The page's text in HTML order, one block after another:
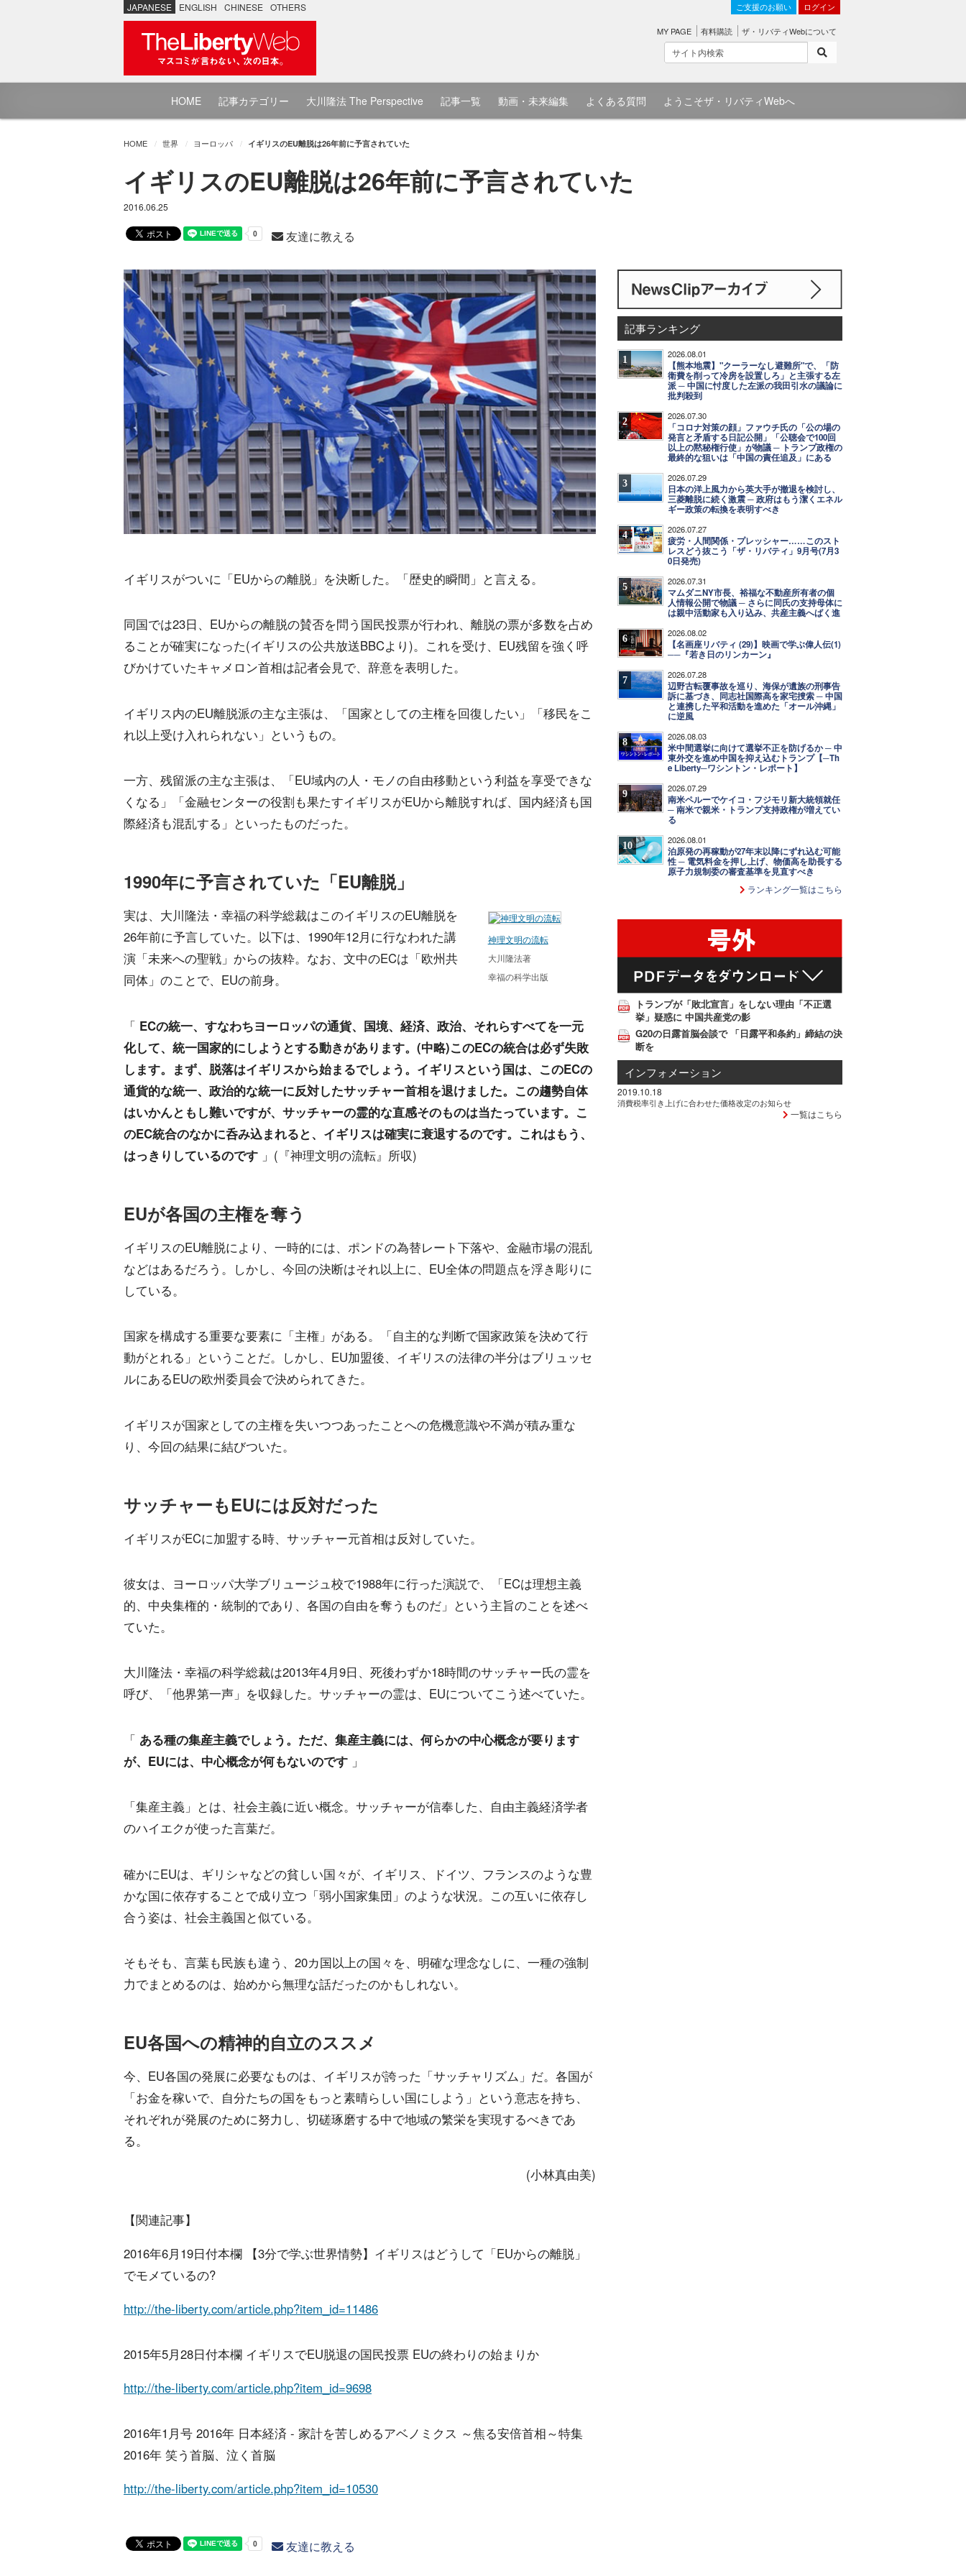
JAPANESE ENGLISH CHINESE OTHERS ご支援のお願い ログイン
MY PAGE 有料購読 ザ・リバティWebについて
HOME 記事カテゴリー 大川隆法 The Perspective 記事一覧 動画・未来編集 よくある質問 ようこそザ・リバティWebへ
HOME 世界 ヨーロッパ イギリスのEU離脱は26年前に予言されていた
イギリスのEU離脱は26年前に予言されていた
2016.06.25
友達に教える
イギリスがついに「EUからの離脱」を決断した。「歴史的瞬間」と言える。
同国では23日、EUからの離脱の賛否を問う国民投票が行われ、離脱の票が多数を占め
ることが確実になった(イギリスの公共放送BBCより)。これを受け、EU残留を強く呼
びかけていたキャメロン首相は記者会見で、辞意を表明した。
イギリス内のEU離脱派の主な主張は、「国家としての主権を回復したい」「移民をこ
れ以上受け入れられない」というもの。
一方、残留派の主な主張は、「EU域内の人・モノの自由移動という利益を享受できな
くなる」「金融センターの役割も果たすイギリスがEUから離脱すれば、国内経済も国
際経済も混乱する」といったものだった。
1990年に予言されていた「EU離脱」
神理文明の流転
大川隆法著
幸福の科学出版
実は、大川隆法・幸福の科学総裁はこのイギリスのEU離脱を
26年前に予言していた。以下は、1990年12月に行なわれた講
演「未来への聖戦」からの抜粋。なお、文中のECは「欧州共
同体」のことで、EUの前身。
「 ECの統一、すなわちヨーロッパの通貨、国境、経済、政治、それらすべてを一元
化して、統一国家的にしようとする動きがあります。(中略)このECの統合は必ず失敗
します。まず、脱落はイギリスから始まるでしょう。イギリスという国は、このECの
通貨的な統一、政治的な統一に反対したサッチャー首相を退けました。この趨勢自体
はいかんともし難いですが、サッチャーの霊的な直感そのものは当たっています。こ
のEC統合のなかに呑み込まれると、イギリスは確実に衰退するのです。これはもう、
はっきりしているのです 」(『神理文明の流転』所収)
EUが各国の主権を奪う
イギリスのEU離脱により、一時的には、ポンドの為替レート下落や、金融市場の混乱
などはあるだろう。しかし、今回の決断はそれ以上に、EU全体の問題点を浮き彫りに
している。
国家を構成する重要な要素に「主権」がある。「自主的な判断で国家政策を決めて行
動がとれる」ということだ。しかし、EU加盟後、イギリスの法律の半分はブリュッセ
ルにあるEUの欧州委員会で決められてきた。
イギリスが国家としての主権を失いつつあったことへの危機意識や不満が積み重な
り、今回の結果に結びついた。
サッチャーもEUには反対だった
イギリスがECに加盟する時、サッチャー元首相は反対していた。
彼女は、ヨーロッパ大学ブリュージュ校で1988年に行った演説で、「ECは理想主義
的、中央集権的・統制的であり、各国の自由を奪うものだ」という主旨のことを述べ
ていた。
大川隆法・幸福の科学総裁は2013年4月9日、死後わずか18時間のサッチャー氏の霊を
呼び、「他界第一声」を収録した。サッチャーの霊は、EUについてこう述べていた。
「 ある種の集産主義でしょう。ただ、集産主義には、何らかの中心概念が要ります
が、EUには、中心概念が何もないのです 」
「集産主義」とは、社会主義に近い概念。サッチャーが信奉した、自由主義経済学者
のハイエクが使った言葉だ。
確かにEUは、ギリシャなどの貧しい国々が、イギリス、ドイツ、フランスのような豊
かな国に依存することで成り立つ「弱小国家集団」のような状況。この互いに依存し
合う姿は、社会主義国と似ている。
そもそも、言葉も民族も違う、20カ国以上の国々を、明確な理念なしに、一種の強制
力でまとめるのは、始めから無理な話だったのかもしれない。
EU各国への精神的自立のススメ
今、EU各国の発展に必要なものは、イギリスが誇った「サッチャリズム」だ。各国が
「お金を稼いで、自分たちの国をもっと素晴らしい国にしよう」という意志を持ち、
それぞれが発展のために努力し、切磋琢磨する中で地域の繁栄を実現するべきであ
る。
(小林真由美)
【関連記事】
2016年6月19日付本欄 【3分で学ぶ世界情勢】イギリスはどうして「EUからの離脱」
でモメているの?
http://the-liberty.com/article.php?item_id=11486
2015年5月28日付本欄 イギリスでEU脱退の国民投票 EUの終わりの始まりか
http://the-liberty.com/article.php?item_id=9698
2016年1月号 2016年 日本経済 - 家計を苦しめるアベノミクス ～焦る安倍首相～特集
2016年 笑う首脳、泣く首脳
http://the-liberty.com/article.php?item_id=10530
友達に教える
記事ランキング
1 2026.08.01
【熊本地震】"クーラーなし避難所"で、「防
衛費を削って冷房を設置しろ」と主張する左
派 ─ 中国に忖度した左派の我田引水の議論に
批判殺到
2 2026.07.30
「コロナ対策の顔」ファウチ氏の「公の場の
発言と矛盾する日記公開」「公聴会で100回
以上の黙秘権行使」が物議 ─ トランプ政権の
最終的な狙いは「中国の責任追及」にある
3 2026.07.29
日本の洋上風力から英大手が撤退を検討し、
三菱離脱に続く激震 ─ 政府はもう潔くエネル
ギー政策の転換を表明すべき
4 2026.07.27
疲労・人間関係・プレッシャー……このスト
レスどう抜こう「ザ・リバティ」9月号(7月3
0日発売)
5 2026.07.31
マムダニNY市長、裕福な不動産所有者の個
人情報公開で物議 ─ さらに同氏の支持母体に
は親中活動家も入り込み、共産主義へばく進
6 2026.08.02
【名画座リバティ (29)】映画で学ぶ偉人伝(1)
──『若き日のリンカーン』
7 2026.07.28
辺野古転覆事故を巡り、海保が遺族の刑事告
訴に基づき、同志社国際高を家宅捜索 ─ 中国
と連携した平和活動を進めた「オール沖縄」
に逆風
8 2026.08.03
米中間選挙に向けて選挙不正を防げるか ─ 中
東外交を進め中国を抑え込むトランプ【─Th
e Liberty─ワシントン・レポート】
9 2026.07.29
南米ペルーでケイコ・フジモリ新大統領就任
─ 南米で親米・トランプ支持政権が増えてい
る
10 2026.08.01
泊原発の再稼動が27年末以降にずれ込む可能
性 ─ 電気料金を押し上げ、物価高を助長する
原子力規制委の審査基準を見直すべき
ランキング一覧はこちら
トランプが「敗北宣言」をしない理由「不正選
挙」疑惑に 中国共産党の影
G20の日露首脳会談で 「日露平和条約」締結の決
断を
インフォメーション
2019.10.18
消費税率引き上げに合わせた価格改定のお知らせ
一覧はこちら